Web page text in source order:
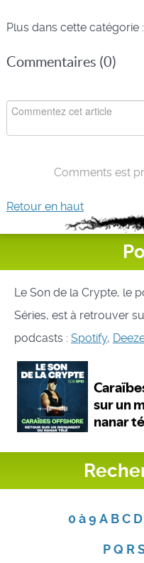
Plus dans cette catégorie :
Commentaires (0)
Comments est
Retour en haut
Le Son de la Crypte, le
Séries, est à retrouver
podcasts : Spotify,
0 à 9 A B C D
P Q R